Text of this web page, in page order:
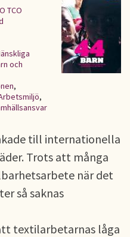
TCO
och
,
,
till internationella
Trots att många
när det
så saknas
textilarbetarnas låga